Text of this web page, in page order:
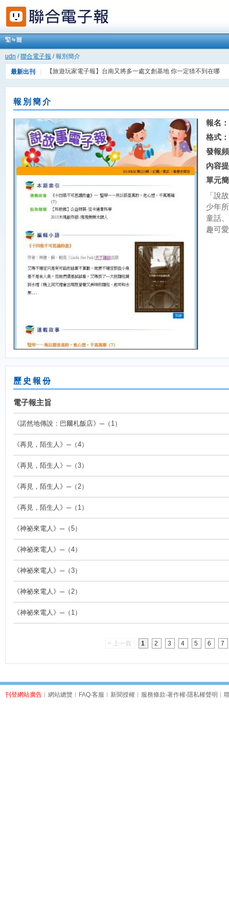
udn /聯合電子報 / 報別簡介
最新出刊 【旅遊玩家電子報】台南又將多一處文創基地 你一定猜不到在哪
報別簡介
報名
格式
發報
內容
單元
「說
少年
童話
趣可
歷史報份
電子報主旨
《諾然地傳說：巴爾札飯店》─（1）
《再見，陌生人》─（4）
《再見，陌生人》─（3）
《再見，陌生人》─（2）
《再見，陌生人》─（1）
《神祕來電人》─（5）
《神祕來電人》─（4）
《神祕來電人》─（3）
《神祕來電人》─（2）
《神祕來電人》─（1）
< 上一頁 1 2 3 4 5 6 7
刊登網站廣告 ︱ 網站總覽 ︱ FAQ‧客服 ︱ 新聞授權 ︱ 服務條款‧著作權‧隱私權聲明 ︱